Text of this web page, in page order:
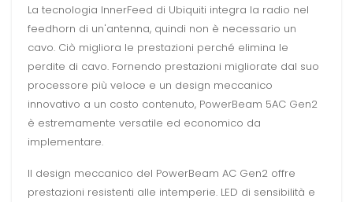
La tecnologia InnerFeed di Ubiquiti integra la radio nel
feedhorn di un'antenna, quindi non è necessario un
cavo. Ciò migliora le prestazioni perché elimina le
perdite di cavo. Fornendo prestazioni migliorate dal suo
processore più veloce e un design meccanico
innovativo a un costo contenuto, PowerBeam 5AC Gen2
è estremamente versatile ed economico da
implementare.
Il design meccanico del PowerBeam AC Gen2 offre
prestazioni resistenti alle intemperie. LED di sensibilità e